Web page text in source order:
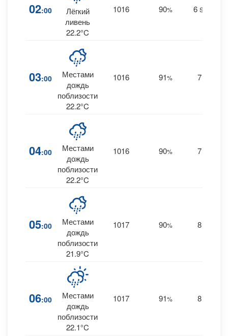
02:00
Лёгкий
ливень
22.2°C
1016 90% 6 SSE
03:00
Местами
дождь
поблизости
22.2°C
1016 91% 7
04:00
Местами
дождь
поблизости
22.2°C
1016 90% 7
05:00
Местами
дождь
поблизости
21.9°C
1017 90% 8
06:00
Местами
дождь
поблизости
22.1°C
1017 91% 8